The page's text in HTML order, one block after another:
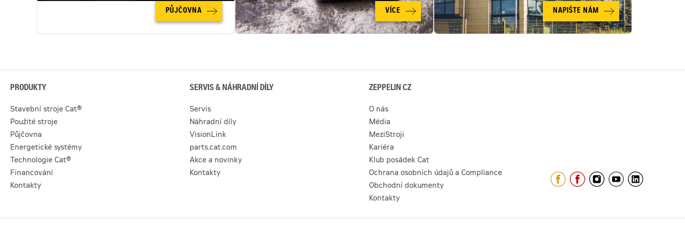
po
stránce
totožné
problémy
práci
PŮJČOVNA VÍCE NAPIŠTE NÁM
PRODUKTY
Stavební stroje Cat®
Použité stroje
Půjčovna
Energetické systémy
Technologie Cat®
Financování
Kontakty
SERVIS & NÁHRADNÍ DÍLY
Servis
Náhradní díly
VisionLink
parts.cat.com
Akce a novinky
Kontakty
ZEPPELIN CZ
O nás
Média
MeziStroji
Kariéra
Klub posádek Cat
Ochrana osobních údajů a Compliance
Obchodní dokumenty
Kontakty